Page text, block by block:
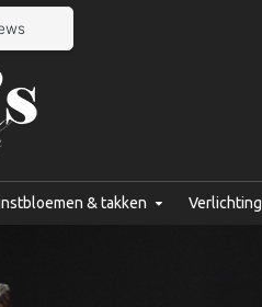
& takken Verlichting